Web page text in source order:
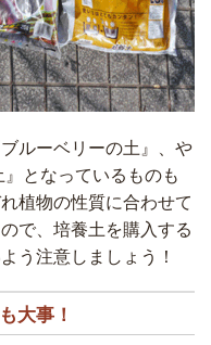
ルーベリーの土』、や
となっているものも
植物の性質に合わせて
で、培養土を購入する
う注意しましょう！
大事！